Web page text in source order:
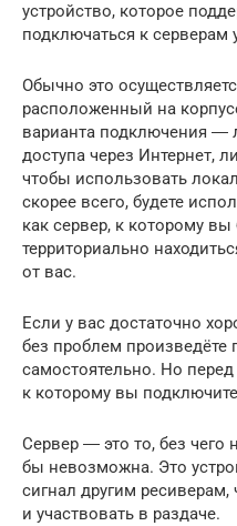
устройство, которое
подключаться к серверам
Обычно это
расположенный на
варианта подключения ―
доступа через Интернет,
чтобы использовать
скорее всего, будете
как сервер, к которому вы
территориально
от вас.
Если у вас достаточно
без проблем
самостоятельно. Но
к которому вы
Сервер ― это то, без чего
бы невозможна. Это
сигнал другим
и участвовать в раздаче.